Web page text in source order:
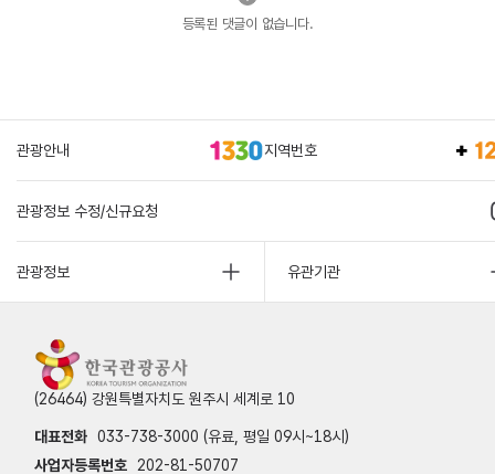
등록된 댓글이 없습니다.
관광안내 지역번호
관광정보 수정/신규요청
관광정보 유관기관
(26464) 강원특별자치도 원주시 세계로 10
대표전화 033-738-3000 (유료, 평일 09시~18시)
사업자등록번호
202-81-50707